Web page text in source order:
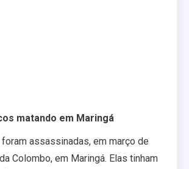
matando em Maringá
assassinadas, em março de
Colombo, em Maringá. Elas tinham